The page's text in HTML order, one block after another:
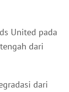
United pada
dari
dari